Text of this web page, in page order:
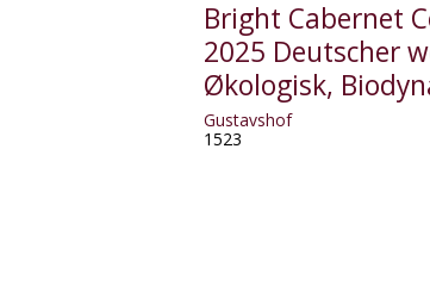
Bright Cabernet
2025 Deutscher
Økologisk,
Gustavshof
1523